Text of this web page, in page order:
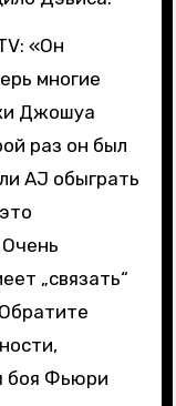
«Он
многие
Джошуа
раз он был
AJ обыграть
„связать“
боя Фьюри